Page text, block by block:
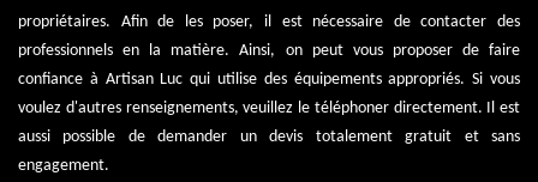
propriétaires. Afin de les poser, il est nécessaire de contacter des
professionnels en la matière. Ainsi, on peut vous proposer de faire
confiance à Artisan Luc qui utilise des équipements appropriés. Si vous
voulez d'autres renseignements, veuillez le téléphoner directement. Il est
aussi possible de demander un devis totalement gratuit et sans
engagement.